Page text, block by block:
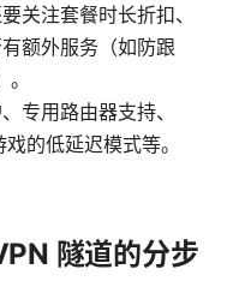
关注套餐时长折扣、
额外服务（如防跟
专用路由器支持、
的低延迟模式等。
隧道的分步